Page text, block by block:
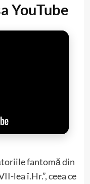
YouTube
fantomă din
lea î.Hr.”, ceea ce